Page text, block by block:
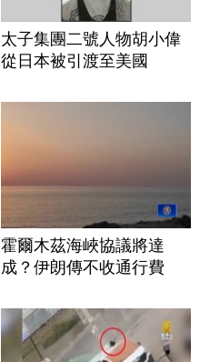
太子集團二號人物胡小偉
從日本被引渡至美國
霍爾木茲海峽協議將達
成？伊朗傳不收通行費